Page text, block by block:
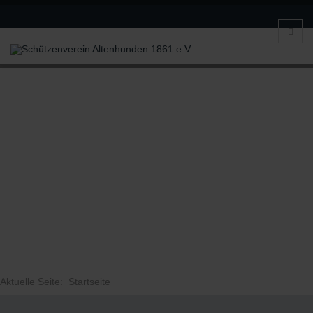
Aktuelle Seite: Startseite